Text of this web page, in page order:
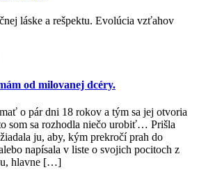
láske a rešpektu. Evolúcia vzťahov
od milovanej dcéry.
o pár dni 18 rokov a tým sa jej otvoria
som sa rozhodla niečo urobiť… Prišla
ju, aby, kým prekročí prah do
napísala v liste o svojich pocitoch z
hlavne […]